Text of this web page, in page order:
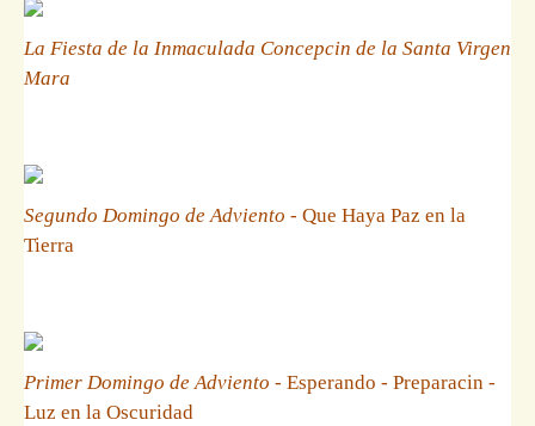
La Fiesta de la Inmaculada Concepcin de la Santa Virgen
Mara
Segundo Domingo de Adviento - Que Haya Paz en la
Tierra
Primer Domingo de Adviento - Esperando - Preparacin -
Luz en la Oscuridad